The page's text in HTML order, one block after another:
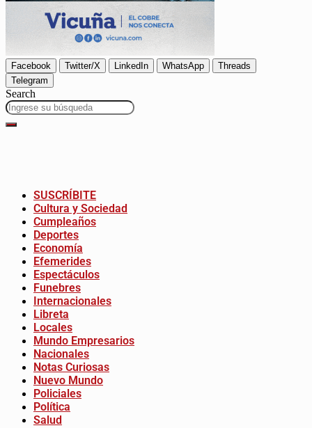
Facebook Twitter/X LinkedIn WhatsApp
Threads
Telegram
Search
SUSCRÍBITE
Cultura y Sociedad
Cumpleaños
Deportes
Economía
Efemerides
Espectáculos
Funebres
Internacionales
Libreta
Locales
Mundo Empresarios
Nacionales
Notas Curiosas
Nuevo Mundo
Policiales
Política
Salud